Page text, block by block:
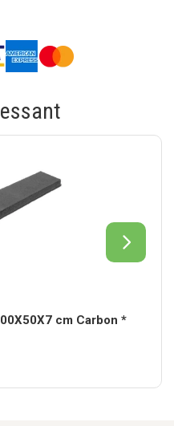
cm Carbon *